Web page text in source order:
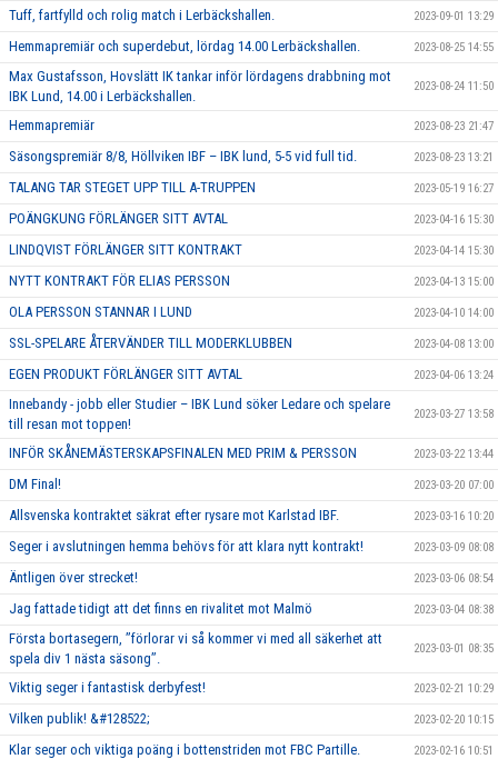
Tuff, fartfylld och rolig match i Lerbäckshallen. 2023-09-01 13:29
Hemmapremiär och superdebut, lördag 14.00 Lerbäckshallen. 2023-08-25 14:55
Max Gustafsson, Hovslätt IK tankar inför lördagens drabbning mot
IBK Lund, 14.00 i Lerbäckshallen.
2023-08-24 11:50
Hemmapremiär 2023-08-23 21:47
Säsongspremiär 8/8, Höllviken IBF – IBK lund, 5-5 vid full tid. 2023-08-23 13:21
TALANG TAR STEGET UPP TILL A-TRUPPEN 2023-05-19 16:27
POÄNGKUNG FÖRLÄNGER SITT AVTAL 2023-04-16 15:30
LINDQVIST FÖRLÄNGER SITT KONTRAKT 2023-04-14 15:30
NYTT KONTRAKT FÖR ELIAS PERSSON 2023-04-13 15:00
OLA PERSSON STANNAR I LUND 2023-04-10 14:00
SSL-SPELARE ÅTERVÄNDER TILL MODERKLUBBEN 2023-04-08 13:00
EGEN PRODUKT FÖRLÄNGER SITT AVTAL 2023-04-06 13:24
Innebandy - jobb eller Studier – IBK Lund söker Ledare och spelare
till resan mot toppen!
2023-03-27 13:58
INFÖR SKÅNEMÄSTERSKAPSFINALEN MED PRIM & PERSSON 2023-03-22 13:44
DM Final! 2023-03-20 07:00
Allsvenska kontraktet säkrat efter rysare mot Karlstad IBF. 2023-03-16 10:20
Seger i avslutningen hemma behövs för att klara nytt kontrakt! 2023-03-09 08:08
Äntligen över strecket! 2023-03-06 08:54
Jag fattade tidigt att det finns en rivalitet mot Malmö 2023-03-04 08:38
Första bortasegern, ’’förlorar vi så kommer vi med all säkerhet att
spela div 1 nästa säsong’’.
2023-03-01 08:35
Viktig seger i fantastisk derbyfest! 2023-02-21 10:29
Vilken publik! &#128522; 2023-02-20 10:15
Klar seger och viktiga poäng i bottenstriden mot FBC Partille. 2023-02-16 10:51